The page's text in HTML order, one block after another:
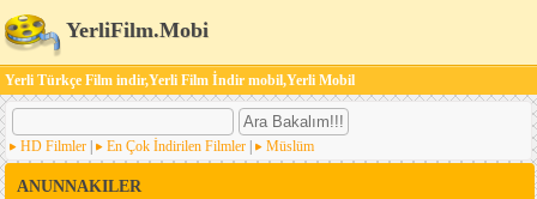
YerliFilm.Mobi
Yerli Türkçe Film indir,Yerli Film İndir mobil,Yerli Mobil
HD Filmler En Çok İndirilen Filmler Müslüm
ANUNNAKILER